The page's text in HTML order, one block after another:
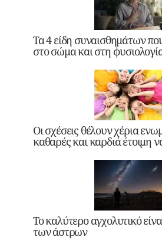
Τα 4 είδη συναισθημάτων
στο σώμα και στη
Οι σχέσεις θέλουν χέρια
καθαρές και καρδιά έτοιμη
Το καλύτερο αγχολυτικό
των άστρων